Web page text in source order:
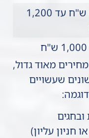
600 ש"ח עד 1,200
מאוד גדול,
שעשויים
חניון עליון)